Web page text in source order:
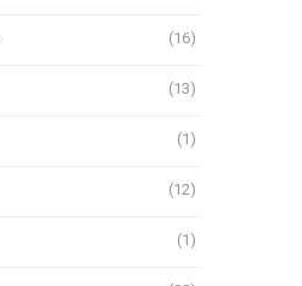
(16)
(13)
(1)
(12)
(1)